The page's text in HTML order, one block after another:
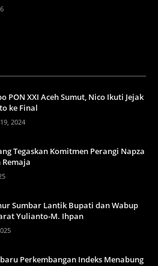
PON XXI Aceh Sumut, Nico Ikuti Jejak
ke Final
2024
Tegaskan Komitmen Perangi Napza
Sumbar Lantik Bupati dan Wabup
Yulianto-M. Ihpan
Perkembangan Indeks Menabung